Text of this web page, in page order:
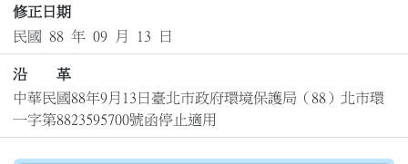
修正日期
民國 88 年 09 月 13 日
沿 革
中華民國88年9月13日臺北市政府環境保護局（88）北市環
一字第8823595700號函停止適用